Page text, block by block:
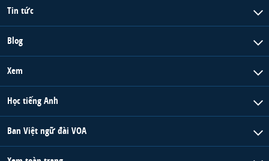
Tin tức
Blog
Xem
Học tiếng Anh
Ban Việt ngữ đài VOA